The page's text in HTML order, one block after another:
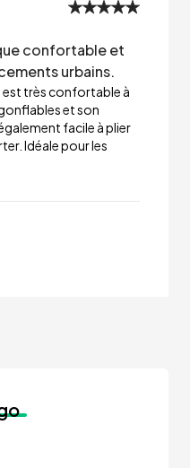
confortable et
urbains.
très confortable à
et son
facile à plier
Idéale pour les